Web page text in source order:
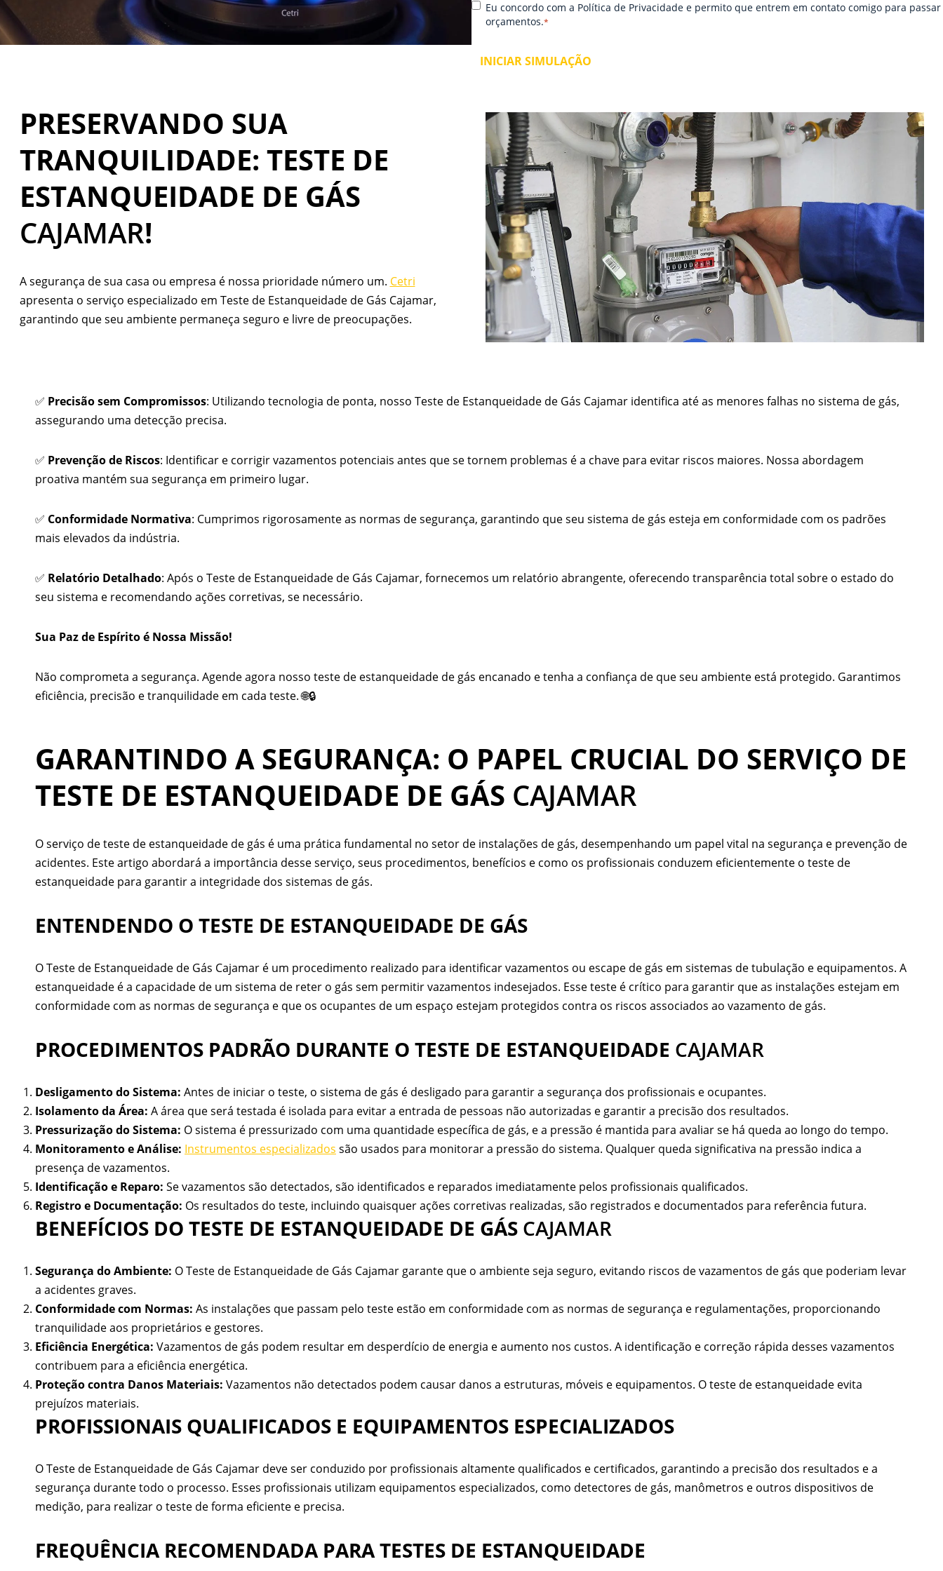
m
hs
Eu concordo com a Política de Privacidade e permito que entrem em contato comigo para passar
orçamentos.*
PRESERVANDO SUA
TRANQUILIDADE: TESTE DE
ESTANQUEIDADE DE GÁS
CAJAMAR!
A segurança de sua casa ou empresa é nossa prioridade número um. Cetri
apresenta o serviço especializado em Teste de Estanqueidade de Gás Cajamar,
garantindo que seu ambiente permaneça seguro e livre de preocupações.
✅ Precisão sem Compromissos: Utilizando tecnologia de ponta, nosso Teste de Estanqueidade de Gás Cajamar identifica até as menores falhas no sistema de gás,
assegurando uma detecção precisa.
✅ Prevenção de Riscos: Identificar e corrigir vazamentos potenciais antes que se tornem problemas é a chave para evitar riscos maiores. Nossa abordagem
proativa mantém sua segurança em primeiro lugar.
✅ Conformidade Normativa: Cumprimos rigorosamente as normas de segurança, garantindo que seu sistema de gás esteja em conformidade com os padrões
mais elevados da indústria.
✅ Relatório Detalhado: Após o Teste de Estanqueidade de Gás Cajamar, fornecemos um relatório abrangente, oferecendo transparência total sobre o estado do
seu sistema e recomendando ações corretivas, se necessário.
Sua Paz de Espírito é Nossa Missão!
Não comprometa a segurança. Agende agora nosso teste de estanqueidade de gás encanado e tenha a confiança de que seu ambiente está protegido. Garantimos
eficiência, precisão e tranquilidade em cada teste. 🌐🔒
GARANTINDO A SEGURANÇA: O PAPEL CRUCIAL DO SERVIÇO DE
TESTE DE ESTANQUEIDADE DE GÁS CAJAMAR
O serviço de teste de estanqueidade de gás é uma prática fundamental no setor de instalações de gás, desempenhando um papel vital na segurança e prevenção de
acidentes. Este artigo abordará a importância desse serviço, seus procedimentos, benefícios e como os profissionais conduzem eficientemente o teste de
estanqueidade para garantir a integridade dos sistemas de gás.
ENTENDENDO O TESTE DE ESTANQUEIDADE DE GÁS
O Teste de Estanqueidade de Gás Cajamar é um procedimento realizado para identificar vazamentos ou escape de gás em sistemas de tubulação e equipamentos. A
estanqueidade é a capacidade de um sistema de reter o gás sem permitir vazamentos indesejados. Esse teste é crítico para garantir que as instalações estejam em
conformidade com as normas de segurança e que os ocupantes de um espaço estejam protegidos contra os riscos associados ao vazamento de gás.
PROCEDIMENTOS PADRÃO DURANTE O TESTE DE ESTANQUEIDADE CAJAMAR
Desligamento do Sistema: Antes de iniciar o teste, o sistema de gás é desligado para garantir a segurança dos profissionais e ocupantes.
Isolamento da Área: A área que será testada é isolada para evitar a entrada de pessoas não autorizadas e garantir a precisão dos resultados.
Pressurização do Sistema: O sistema é pressurizado com uma quantidade específica de gás, e a pressão é mantida para avaliar se há queda ao longo do tempo.
Monitoramento e Análise: Instrumentos especializados são usados para monitorar a pressão do sistema. Qualquer queda significativa na pressão indica a
presença de vazamentos.
Identificação e Reparo: Se vazamentos são detectados, são identificados e reparados imediatamente pelos profissionais qualificados.
Registro e Documentação: Os resultados do teste, incluindo quaisquer ações corretivas realizadas, são registrados e documentados para referência futura.
BENEFÍCIOS DO TESTE DE ESTANQUEIDADE DE GÁS CAJAMAR
Segurança do Ambiente: O Teste de Estanqueidade de Gás Cajamar garante que o ambiente seja seguro, evitando riscos de vazamentos de gás que poderiam levar
a acidentes graves.
Conformidade com Normas: As instalações que passam pelo teste estão em conformidade com as normas de segurança e regulamentações, proporcionando
tranquilidade aos proprietários e gestores.
Eficiência Energética: Vazamentos de gás podem resultar em desperdício de energia e aumento nos custos. A identificação e correção rápida desses vazamentos
contribuem para a eficiência energética.
Proteção contra Danos Materiais: Vazamentos não detectados podem causar danos a estruturas, móveis e equipamentos. O teste de estanqueidade evita
prejuízos materiais.
PROFISSIONAIS QUALIFICADOS E EQUIPAMENTOS ESPECIALIZADOS
O Teste de Estanqueidade de Gás Cajamar deve ser conduzido por profissionais altamente qualificados e certificados, garantindo a precisão dos resultados e a
segurança durante todo o processo. Esses profissionais utilizam equipamentos especializados, como detectores de gás, manômetros e outros dispositivos de
medição, para realizar o teste de forma eficiente e precisa.
FREQUÊNCIA RECOMENDADA PARA TESTES DE ESTANQUEIDADE